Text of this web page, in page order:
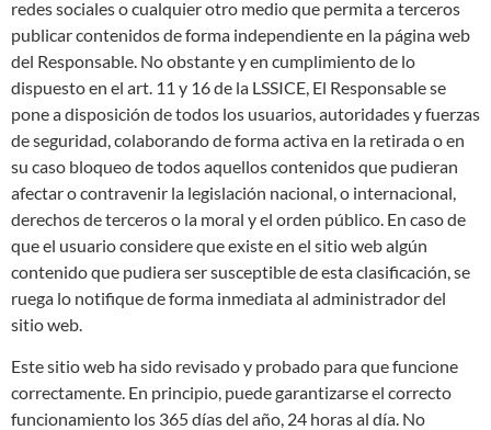
redes sociales o cualquier otro medio que permita a terceros
publicar contenidos de forma independiente en la página web
del Responsable. No obstante y en cumplimiento de lo
dispuesto en el art. 11 y 16 de la LSSICE, El Responsable se
pone a disposición de todos los usuarios, autoridades y fuerzas
de seguridad, colaborando de forma activa en la retirada o en
su caso bloqueo de todos aquellos contenidos que pudieran
afectar o contravenir la legislación nacional, o internacional,
derechos de terceros o la moral y el orden público. En caso de
que el usuario considere que existe en el sitio web algún
contenido que pudiera ser susceptible de esta clasificación, se
ruega lo notifique de forma inmediata al administrador del
sitio web.
Este sitio web ha sido revisado y probado para que funcione
correctamente. En principio, puede garantizarse el correcto
funcionamiento los 365 días del año, 24 horas al día. No